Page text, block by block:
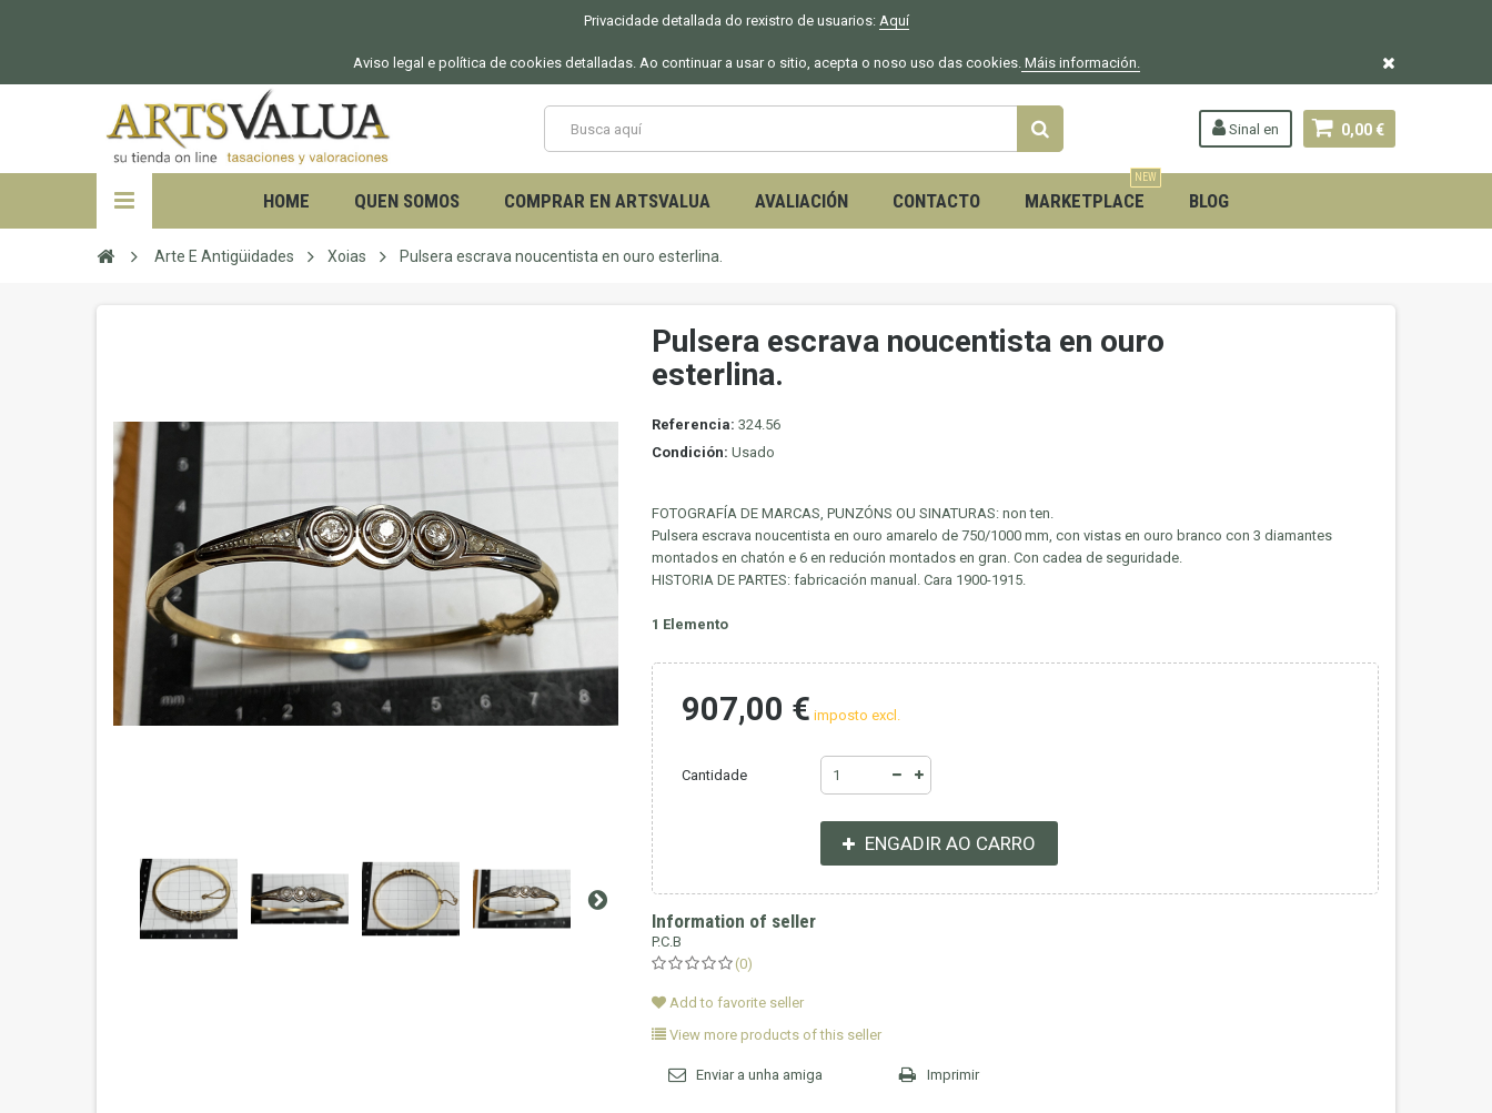
Privacidade detallada do rexistro de usuarios: Aquí
Aviso legal e política de cookies detalladas. Ao continuar a usar o sitio, acepta o noso uso das cookies. Máis información.
0,00 €
Sinal en
HOME QUEN SOMOS COMPRAR EN ARTSVALUA AVALIACIÓN CONTACTO MARKETPLACE
NEW
BLOG
Arte E Antigüidades Xoias Pulsera escrava noucentista en ouro esterlina.
Pulsera escrava noucentista en ouro
esterlina.
Referencia: 324.56
Condición: Usado
FOTOGRAFÍA DE MARCAS, PUNZÓNS OU SINATURAS: non ten.
Pulsera escrava noucentista en ouro amarelo de 750/1000 mm, con vistas en ouro branco con 3 diamantes
montados en chatón e 6 en redución montados en gran. Con cadea de seguridade.
HISTORIA DE PARTES: fabricación manual. Cara 1900-1915.
1 Elemento
907,00 € imposto excl.
Cantidade
ENGADIR AO CARRO
Information of seller
P.C.B
(0)
Add to favorite seller
View more products of this seller
Enviar a unha amiga Imprimir